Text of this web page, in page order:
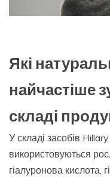
Які
найчастіше
складі
У складі засобів
використовуються
гіалуронова кислота,